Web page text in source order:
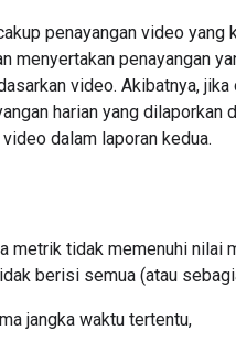
penayangan video
menyertakan penayangan
video. Akibatnya,
harian yang
dalam laporan kedua.
metrik tidak memenuhi nilai
berisi semua (atau
jangka waktu tertentu,